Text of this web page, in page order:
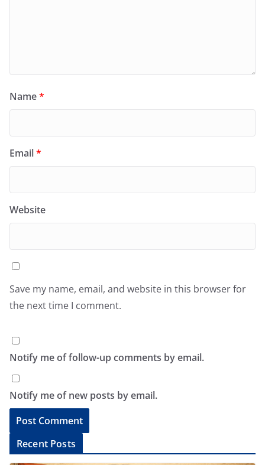
Name*
Email*
Website
Save my name, email, and website in this browser for
the next time I comment.
Notify me of follow-up comments by email.
Notify me of new posts by email.
l
Recent Posts